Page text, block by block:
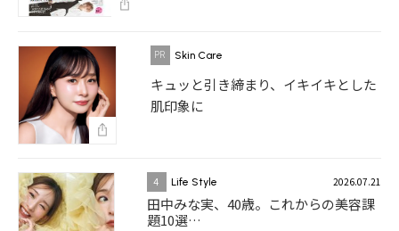
Skin Care
キュッと引き締まり、イキイキとした
肌印象に
4 Life Style 2026.07.21
田中みな実、40歳。これからの美容課
題10選…